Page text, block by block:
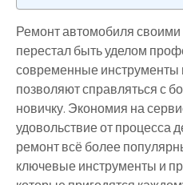
Ремонт автомобиля своими
перестал быть уделом
современные инструменты
позволяют справляться с
новичку. Экономия на
удовольствие от процесса
ремонт всё более
ключевые инструменты и